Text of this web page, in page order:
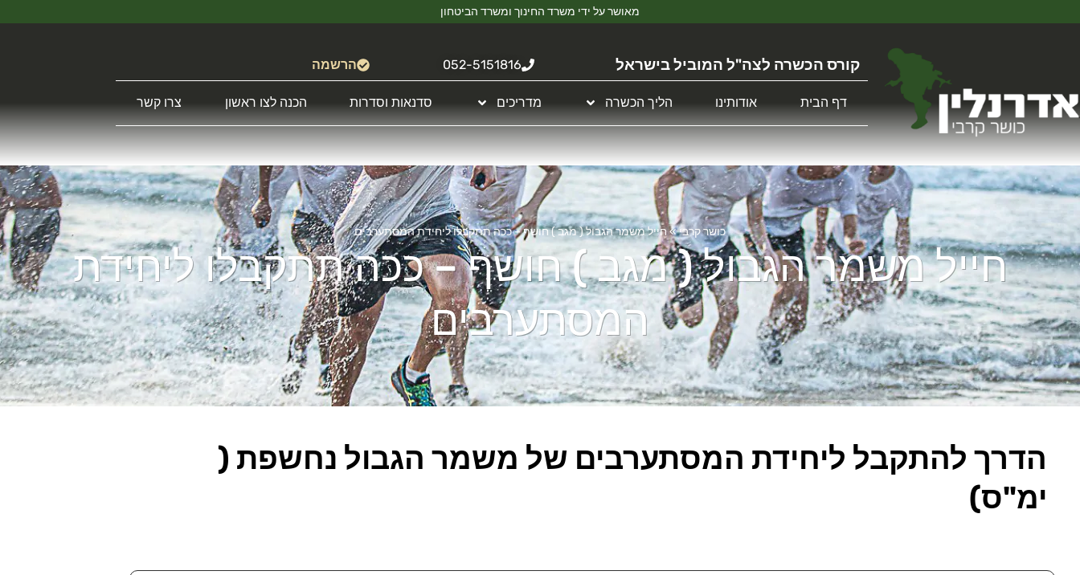
מאושר על ידי משרד החינוך ומשרד הביטחון
קורס הכשרה לצה"ל המוביל בישראל 052-5151816 הרשמה
דף הבית אודותינו הליך הכשרה מדריכים סדנאות וסדרות הכנה לצו ראשון צרו קשר
כושר קרבי»חייל משמר הגבול ( מגב ) חושף – ככה תתקבלו ליחידת המסתערבים
חייל משמר הגבול ( מגב ) חושף – ככה תתקבלו ליחידת
המסתערבים
הדרך להתקבל ליחידת המסתערבים של משמר הגבול נחשפת (
ימ"ס)